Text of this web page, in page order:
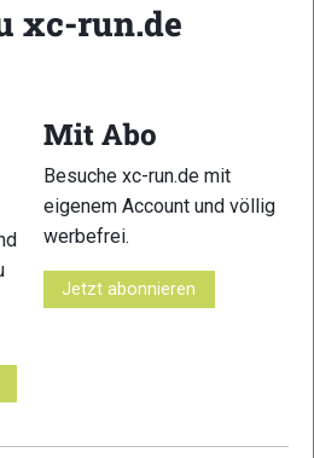
xc-run.de
Mit Abo
Besuche xc-run.de mit
eigenem Account und völlig
werbefrei.
Jetzt abonnieren